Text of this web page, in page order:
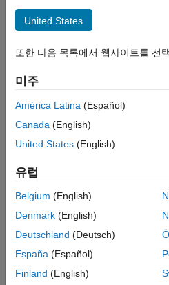
컨버터(저전력)
Simscape Electrical
스위치 및 차단기
Simscape Electrical
Electrical 블록 라이브러리
유틸리티
벅 컨버터의 MOSFET 결함
Faulted Switch 서브시스템
Crowbar 서브시스템
Simscape 기록의 시뮬레이션 결과
참고 항목
그에 따른 보호 회로의 동작을 보
발생하면, 부하 양단 간의 출력 전
United States
또한 다음 목록에서 웹사이트를 선
미주
América Latina (Español)
Canada (English)
United States (English)
유럽
Belgium (English)
Denmark (English)
Deutschland (Deutsch)
España (Español)
Finland (English)